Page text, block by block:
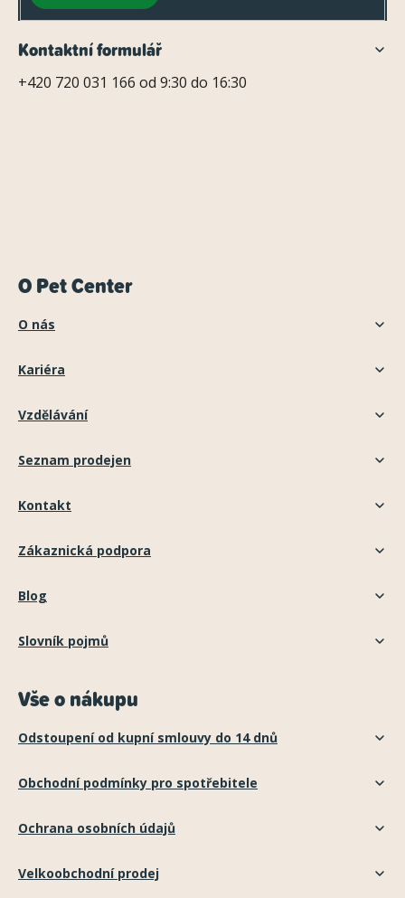
Kontaktní formulář
+420 720 031 166 od 9:30 do 16:30
O Pet Center
O nás
Kariéra
Vzdělávání
Seznam prodejen
Kontakt
Zákaznická podpora
Blog
Slovník pojmů
Vše o nákupu
Odstoupení od kupní smlouvy do 14 dnů
Obchodní podmínky pro spotřebitele
Ochrana osobních údajů
Velkoobchodní prodej